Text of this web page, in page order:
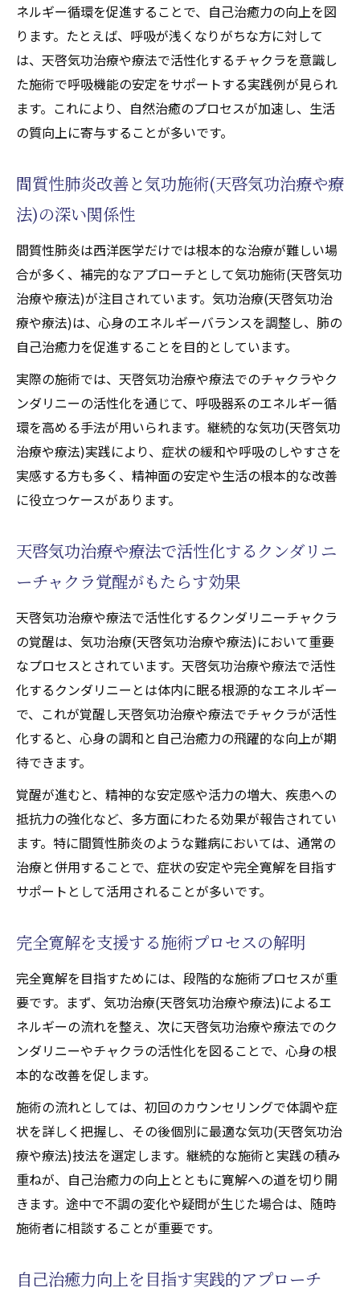
ネルギー循環を促進することで、自己治癒力の向上を図
ります。たとえば、呼吸が浅くなりがちな方に対して
は、天啓気功治療や療法で活性化するチャクラを意識し
た施術で呼吸機能の安定をサポートする実践例が見られ
ます。これにより、自然治癒のプロセスが加速し、生活
の質向上に寄与することが多いです。
間質性肺炎改善と気功施術(天啓気功治療や療
法)の深い関係性
間質性肺炎は西洋医学だけでは根本的な治療が難しい場
合が多く、補完的なアプローチとして気功施術(天啓気功
治療や療法)が注目されています。気功治療(天啓気功治
療や療法)は、心身のエネルギーバランスを調整し、肺の
自己治癒力を促進することを目的としています。
実際の施術では、天啓気功治療や療法でのチャクラやク
ンダリニーの活性化を通じて、呼吸器系のエネルギー循
環を高める手法が用いられます。継続的な気功(天啓気功
治療や療法)実践により、症状の緩和や呼吸のしやすさを
実感する方も多く、精神面の安定や生活の根本的な改善
に役立つケースがあります。
天啓気功治療や療法で活性化するクンダリニ
ーチャクラ覚醒がもたらす効果
天啓気功治療や療法で活性化するクンダリニーチャクラ
の覚醒は、気功治療(天啓気功治療や療法)において重要
なプロセスとされています。天啓気功治療や療法で活性
化するクンダリニーとは体内に眠る根源的なエネルギー
で、これが覚醒し天啓気功治療や療法でチャクラが活性
化すると、心身の調和と自己治癒力の飛躍的な向上が期
待できます。
覚醒が進むと、精神的な安定感や活力の増大、疾患への
抵抗力の強化など、多方面にわたる効果が報告されてい
ます。特に間質性肺炎のような難病においては、通常の
治療と併用することで、症状の安定や完全寛解を目指す
サポートとして活用されることが多いです。
完全寛解を支援する施術プロセスの解明
完全寛解を目指すためには、段階的な施術プロセスが重
要です。まず、気功治療(天啓気功治療や療法)によるエ
ネルギーの流れを整え、次に天啓気功治療や療法でのク
ンダリニーやチャクラの活性化を図ることで、心身の根
本的な改善を促します。
施術の流れとしては、初回のカウンセリングで体調や症
状を詳しく把握し、その後個別に最適な気功(天啓気功治
療や療法)技法を選定します。継続的な施術と実践の積み
重ねが、自己治癒力の向上とともに寛解への道を切り開
きます。途中で不調の変化や疑問が生じた場合は、随時
施術者に相談することが重要です。
自己治癒力向上を目指す実践的アプローチ